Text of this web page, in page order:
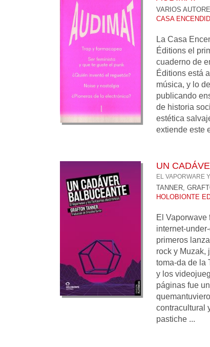
VARIOS
CASA
La Casa
Éditions el
cuaderno de
Éditions está
música, y lo
publicando
de historia
estética
extiende este
UN
EL VAPORWARE
TANNER,
HOLOBIONTE
El Vaporwave
internet-
primeros
rock y Muzak,
toma-da de la
y los
páginas fue
contracultural
pastiche ...